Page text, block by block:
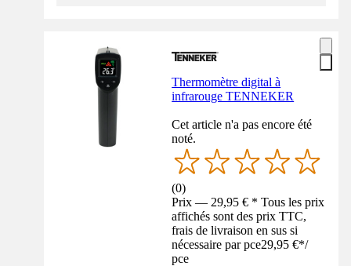
Thermomètre digital à
infrarouge TENNEKER
Cet article n'a pas encore été
noté.
(0)
Prix — 29,95 € * Tous les prix
affichés sont des prix TTC,
frais de livraison en sus si
nécessaire par pce29,95 €*/
pce